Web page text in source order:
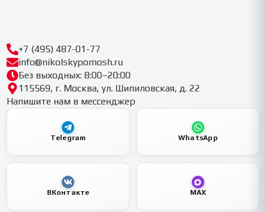
+7 (495) 487-01-77
info@nikolskypomosh.ru
Без выходных: 8:00–20:00
115569, г. Москва, ул. Шипиловская, д. 22
Напишите нам в мессенджер
Telegram WhatsApp
ВКонтакте MAX